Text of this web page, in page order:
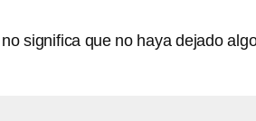
significa que no haya dejado